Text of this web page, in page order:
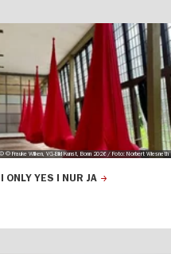
YES I NUR JA
© © Frauke Wilken, VG-Bild Kunst, Bonn 2026 / Foto: Norbert Wiesneth